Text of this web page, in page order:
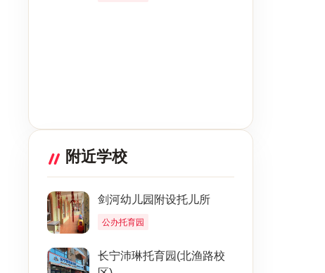
附近学校
剑河幼儿园附设托儿所
公办托育园
长宁沛琳托育园(北渔路校